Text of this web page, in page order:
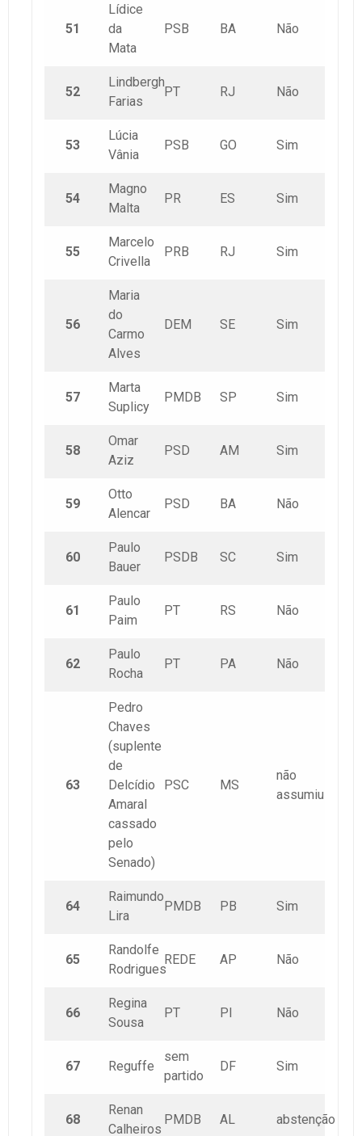
51
Lídice
da
Mata
PSB BA Não
52
Lindbergh
Farias
PT RJ Não
53
Lúcia
Vânia
PSB GO Sim
54
Magno
Malta
PR ES Sim
55
Marcelo
Crivella
PRB RJ Sim
56
Maria
do
Carmo
Alves
DEM SE Sim
57
Marta
Suplicy
PMDB SP Sim
58
Omar
Aziz
PSD AM Sim
59
Otto
Alencar
PSD BA Não
60
Paulo
Bauer
PSDB SC Sim
61
Paulo
Paim
PT RS Não
62
Paulo
Rocha
PT PA Não
63
Pedro
Chaves
(suplente
de
Delcídio
Amaral
cassado
pelo
Senado)
PSC MS
não
assumiu
64
Raimundo
Lira
PMDB PB Sim
65
Randolfe
Rodrigues
REDE AP Não
66
Regina
Sousa
PT PI Não
67 Reguffe
sem
partido
DF Sim
68
Renan
Calheiros
PMDB AL abstenção